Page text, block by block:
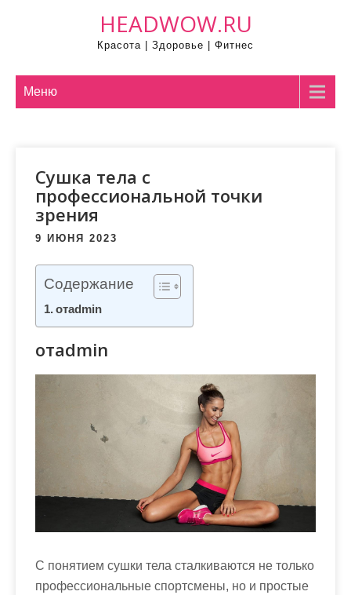
HEADWOW.RU
Красота | Здоровье | Фитнес
Меню
Сушка тела с
профессиональной точки
зрения
9 ИЮНЯ 2023
Содержание
отadmin
отadmin
С понятием сушки тела сталкиваются не только
профессиональные спортсмены, но и простые